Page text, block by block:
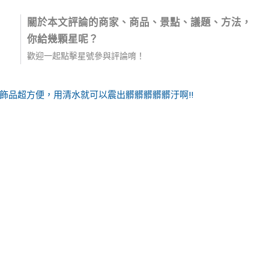
關於本文評論的商家、商品、景點、議題、方法，
你給幾顆星呢？
歡迎一起點擊星號參與評論唷！
品超方便，用清水就可以震出髒髒髒髒髒汙啊!!